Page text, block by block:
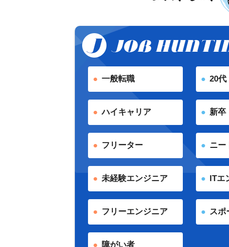
一般転職 20代
ハイキャリア 新卒
フリーター ニー
未経験エンジニア ITエ
フリーエンジニア スポ
障がい者